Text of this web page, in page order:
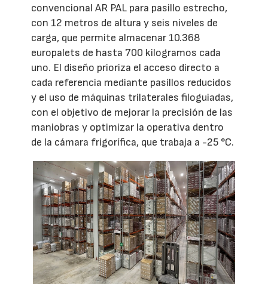
convencional AR PAL para pasillo estrecho,
con 12 metros de altura y seis niveles de
carga, que permite almacenar 10.368
europalets de hasta 700 kilogramos cada
uno. El diseño prioriza el acceso directo a
cada referencia mediante pasillos reducidos
y el uso de máquinas trilaterales filoguiadas,
con el objetivo de mejorar la precisión de las
maniobras y optimizar la operativa dentro
de la cámara frigorífica, que trabaja a -25 °C.